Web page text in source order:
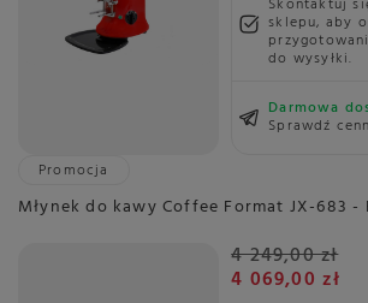
Skontaktuj
sklepu, aby
do wysyłki.
Darmowa
Sprawdź
Promocja
Młynek do kawy Coffee Format JX-683 -
4 249,00 zł
4 069,00 zł